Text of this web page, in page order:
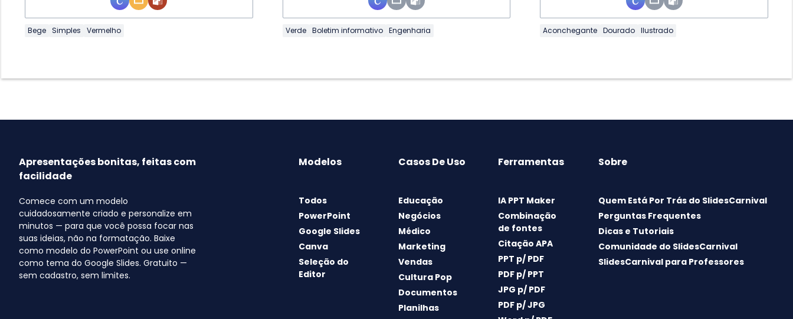
Bege Simples Vermelho Verde Boletim informativo Engenharia Aconchegante Dourado Ilustrado
Apresentações bonitas, feitas com
facilidade
Comece com um modelo
cuidadosamente criado e personalize em
minutos — para que você possa focar nas
suas ideias, não na formatação. Baixe
como modelo do PowerPoint ou use online
como tema do Google Slides. Gratuito —
sem cadastro, sem limites.
Modelos
Todos
PowerPoint
Google Slides
Canva
Seleção do
Editor
Casos De Uso
Educação
Negócios
Médico
Marketing
Vendas
Cultura Pop
Documentos
Planilhas
Ferramentas
IA PPT Maker
Combinação
de fontes
Citação APA
PPT p/ PDF
PDF p/ PPT
JPG p/ PDF
PDF p/ JPG
Sobre
Quem Está Por Trás do SlidesCarnival
Perguntas Frequentes
Dicas e Tutoriais
Comunidade do SlidesCarnival
SlidesCarnival para Professores